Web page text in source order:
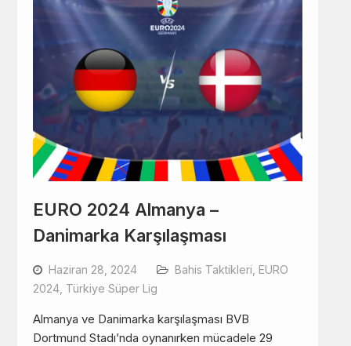
EURO 2024 Almanya –
Danimarka Karşılaşması
Haziran 28, 2024 Bahis Taktikleri EURO
2024, Türkiye Süper Lig
Almanya ve Danimarka karşılaşması BVB
Dortmund Stadı’nda oynanırken mücadele 29